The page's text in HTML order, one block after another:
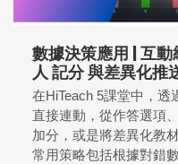
數據決策應用 | 互
人 記分 與差異化推
在HiTeach 5課堂中，透
直接連動，從作答選項
加分，或是將差異化教
常用策略包括根據對錯